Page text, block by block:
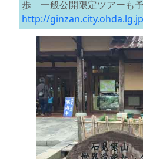
歩 一般公開限定ツアーも
http://